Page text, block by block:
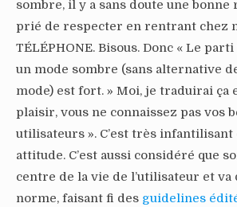
sombre, il y a sans doute une bonne
prié de respecter en rentrant chez
TÉLÉPHONE. Bisous. Donc « Le
un mode sombre (sans alternative
mode) est fort. » Moi, je traduirai ça
plaisir, vous ne connaissez pas vos
utilisateurs ». C’est très infantilisant
attitude. C’est aussi considéré que
centre de la vie de l’utilisateur et
norme, faisant fi des guidelines